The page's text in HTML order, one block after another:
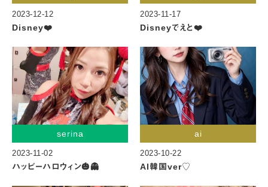
2023-12-12
Disney❤️
2023-11-17
Disneyでえと❤️
serina
2023-11-02
ハッピーハロウィン🎃👻
ai
2023-10-22
AI韓国ver♡